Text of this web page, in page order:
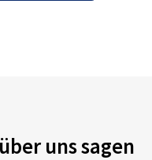
uns sagen